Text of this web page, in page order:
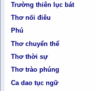
Trường thiên lục bát
Thơ nối điêu
Phú
Thơ chuyển thể
Thơ thời sự
Thơ trào phúng
Ca dao tục ngữ